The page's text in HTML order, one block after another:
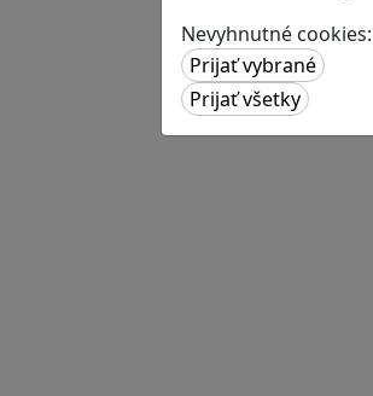
Nevyhnutné cookies: